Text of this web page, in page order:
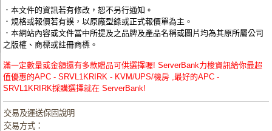
．本文件的資訊若有修改，恕不另行通知。
．規格或報價若有誤，以原廠型錄或正式報價單為主。
．本網站內容或文件當中所提及之品牌及產品名稱或圖片均為其原所屬公司
之版權、商標或註冊商標。
滿一定數量或金額還有多款贈品可供選擇喔! ServerBank力梭資訊給你最超
值優惠的APC - SRVL1KRIRK - KVM/UPS/機房 ,最好的APC -
SRVL1KRIRK採購選擇就在 ServerBank!
交易及運送保固說明
交易方式：